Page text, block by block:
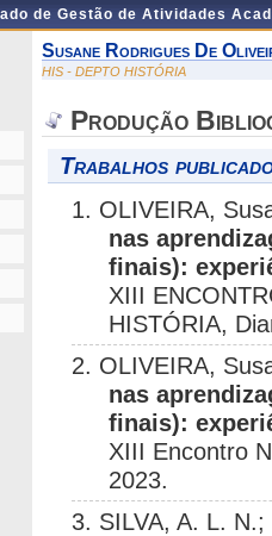
de Gestão de Atividades
Susane Rodrigues De
HIS - DEPTO HISTÓRIA
Produção
Trabalhos
1. OLIVEIRA,
nas
finais):
XIII
HISTÓRIA,
2. OLIVEIRA,
nas
finais):
XIII Encontro
2023.
3. SILVA, A. L.